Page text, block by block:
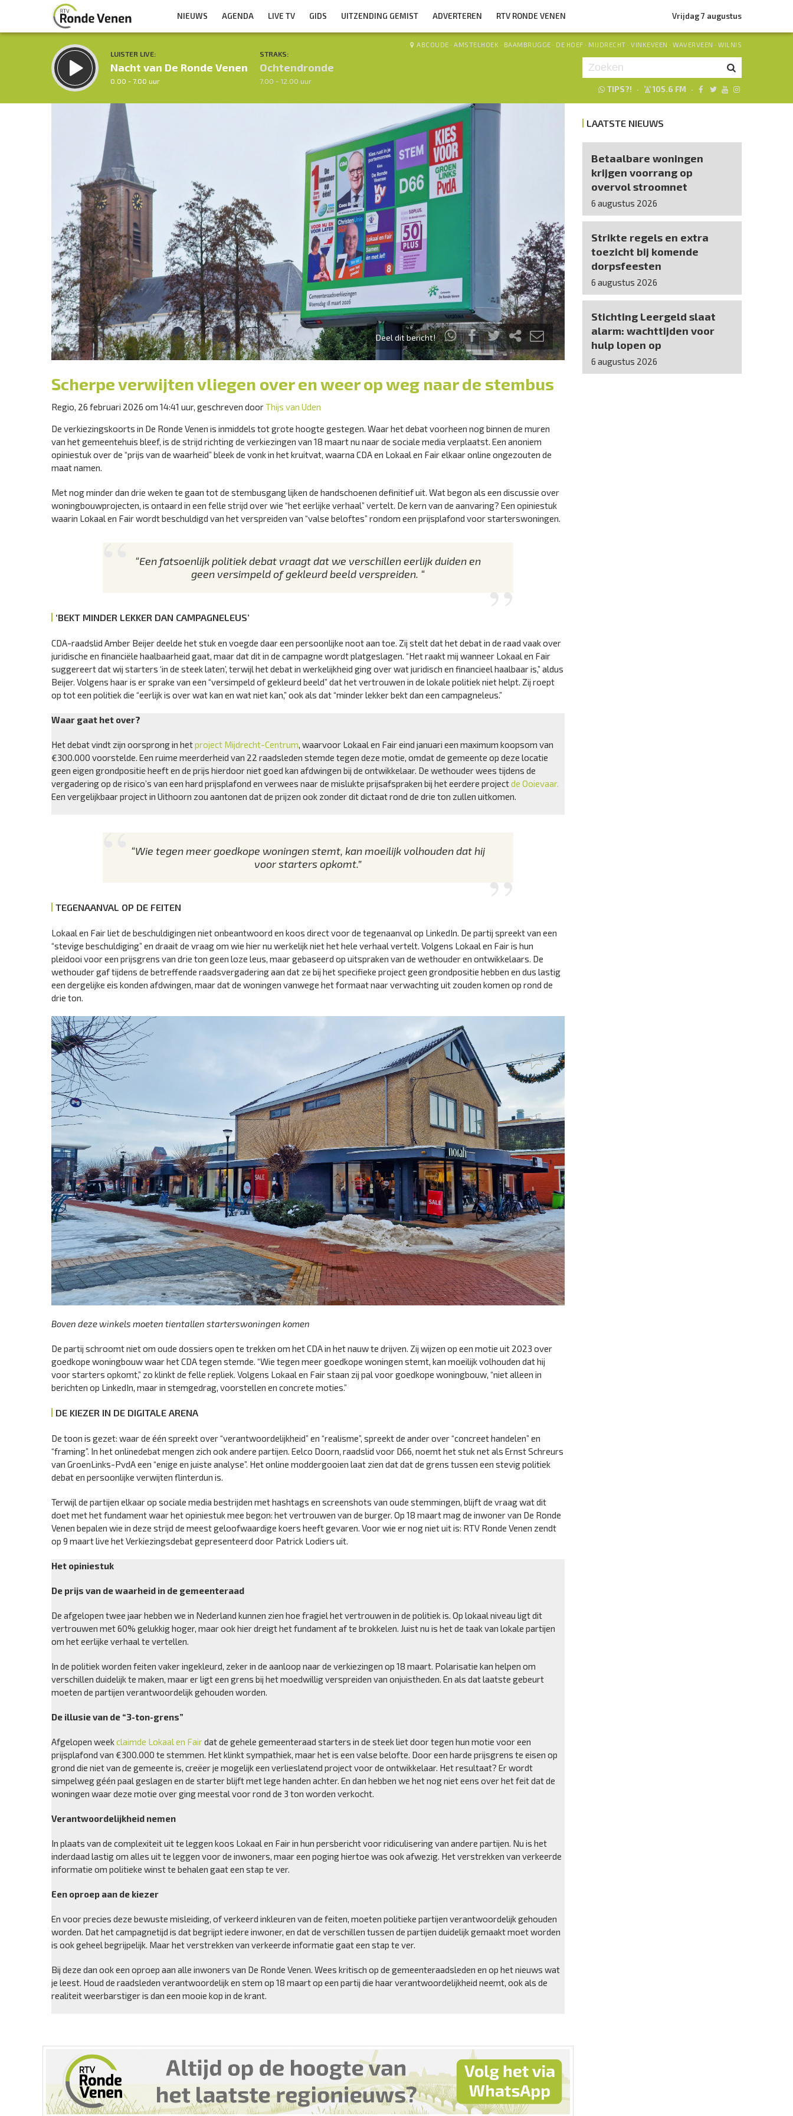
NIEUWS AGENDA LIVE TV GIDS UITZENDING GEMIST ADVERTEREN RTV RONDE VENEN Vrijdag 7 augustus
LUISTER LIVE:
Nacht van De Ronde Venen
0.00 - 7.00 uur
STRAKS:
Ochtendronde
7.00 - 12.00 uur
ABCOUDE · AMSTELHOEK · BAAMBRUGGE · DE HOEF · MIJDRECHT · VINKEVEEN · WAVERVEEN · WILNIS
TIPS?! · 105.6 FM ·
Deel dit bericht!
Scherpe verwijten vliegen over en weer op weg naar de stembus
Regio, 26 februari 2026 om 14:41 uur, geschreven doorThijs van Uden
De verkiezingskoorts in De Ronde Venen is inmiddels tot grote hoogte gestegen. Waar het debat voorheen nog binnen de muren
van het gemeentehuis bleef, is de strijd richting de verkiezingen van 18 maart nu naar de sociale media verplaatst. Een anoniem
opiniestuk over de “prijs van de waarheid” bleek de vonk in het kruitvat, waarna CDA en Lokaal en Fair elkaar online ongezouten de
maat namen.
Met nog minder dan drie weken te gaan tot de stembusgang lijken de handschoenen definitief uit. Wat begon als een discussie over
woningbouwprojecten, is ontaard in een felle strijd over wie “het eerlijke verhaal” vertelt. De kern van de aanvaring? Een opiniestuk
waarin Lokaal en Fair wordt beschuldigd van het verspreiden van “valse beloftes” rondom een prijsplafond voor starterswoningen.
“Een fatsoenlijk politiek debat vraagt dat we verschillen eerlijk duiden en
geen versimpeld of gekleurd beeld verspreiden. “
‘BEKT MINDER LEKKER DAN CAMPAGNELEUS’
CDA-raadslid Amber Beijer deelde het stuk en voegde daar een persoonlijke noot aan toe. Zij stelt dat het debat in de raad vaak over
juridische en financiële haalbaarheid gaat, maar dat dit in de campagne wordt platgeslagen. “Het raakt mij wanneer Lokaal en Fair
suggereert dat wij starters ‘in de steek laten’, terwijl het debat in werkelijkheid ging over wat juridisch en financieel haalbaar is,” aldus
Beijer. Volgens haar is er sprake van een “versimpeld of gekleurd beeld” dat het vertrouwen in de lokale politiek niet helpt. Zij roept
op tot een politiek die “eerlijk is over wat kan en wat niet kan,” ook als dat “minder lekker bekt dan een campagneleus.”
Waar gaat het over?
Het debat vindt zijn oorsprong in hetproject Mijdrecht-Centrum, waarvoor Lokaal en Fair eind januari een maximum koopsom van
€300.000 voorstelde. Een ruime meerderheid van 22 raadsleden stemde tegen deze motie, omdat de gemeente op deze locatie
geen eigen grondpositie heeft en de prijs hierdoor niet goed kan afdwingen bij de ontwikkelaar. De wethouder wees tijdens de
vergadering op de risico’s van een hard prijsplafond en verwees naar de mislukte prijsafspraken bij het eerdere projectde Ooievaar.
Een vergelijkbaar project in Uithoorn zou aantonen dat de prijzen ook zonder dit dictaat rond de drie ton zullen uitkomen.
“Wie tegen meer goedkope woningen stemt, kan moeilijk volhouden dat hij
voor starters opkomt.”
TEGENAANVAL OP DE FEITEN
Lokaal en Fair liet de beschuldigingen niet onbeantwoord en koos direct voor de tegenaanval op LinkedIn. De partij spreekt van een
“stevige beschuldiging” en draait de vraag om wie hier nu werkelijk niet het hele verhaal vertelt. Volgens Lokaal en Fair is hun
pleidooi voor een prijsgrens van drie ton geen loze leus, maar gebaseerd op uitspraken van de wethouder en ontwikkelaars. De
wethouder gaf tijdens de betreffende raadsvergadering aan dat ze bij het specifieke project geen grondpositie hebben en dus lastig
een dergelijke eis konden afdwingen, maar dat de woningen vanwege het formaat naar verwachting uit zouden komen op rond de
drie ton.
Boven deze winkels moeten tientallen starterswoningen komen
De partij schroomt niet om oude dossiers open te trekken om het CDA in het nauw te drijven. Zij wijzen op een motie uit 2023 over
goedkope woningbouw waar het CDA tegen stemde. “Wie tegen meer goedkope woningen stemt, kan moeilijk volhouden dat hij
voor starters opkomt,” zo klinkt de felle repliek. Volgens Lokaal en Fair staan zij pal voor goedkope woningbouw, “niet alleen in
berichten op LinkedIn, maar in stemgedrag, voorstellen en concrete moties.”
DE KIEZER IN DE DIGITALE ARENA
De toon is gezet: waar de één spreekt over “verantwoordelijkheid” en “realisme”, spreekt de ander over “concreet handelen” en
“framing”. In het onlinedebat mengen zich ook andere partijen. Eelco Doorn, raadslid voor D66, noemt het stuk net als Ernst Schreurs
van GroenLinks-PvdA een “enige en juiste analyse”. Het online moddergooien laat zien dat dat de grens tussen een stevig politiek
debat en persoonlijke verwijten flinterdun is.
Terwijl de partijen elkaar op sociale media bestrijden met hashtags en screenshots van oude stemmingen, blijft de vraag wat dit
doet met het fundament waar het opiniestuk mee begon: het vertrouwen van de burger. Op 18 maart mag de inwoner van De Ronde
Venen bepalen wie in deze strijd de meest geloofwaardige koers heeft gevaren. Voor wie er nog niet uit is: RTV Ronde Venen zendt
op 9 maart live het Verkiezingsdebat gepresenteerd door Patrick Lodiers uit.
Het opiniestuk
De prijs van de waarheid in de gemeenteraad
De afgelopen twee jaar hebben we in Nederland kunnen zien hoe fragiel het vertrouwen in de politiek is. Op lokaal niveau ligt dit
vertrouwen met 60% gelukkig hoger, maar ook hier dreigt het fundament af te brokkelen. Juist nu is het de taak van lokale partijen
om het eerlijke verhaal te vertellen.
In de politiek worden feiten vaker ingekleurd, zeker in de aanloop naar de verkiezingen op 18 maart. Polarisatie kan helpen om
verschillen duidelijk te maken, maar er ligt een grens bij het moedwillig verspreiden van onjuistheden. En als dat laatste gebeurt
moeten de partijen verantwoordelijk gehouden worden.
De illusie van de “3-ton-grens”
Afgelopen weekclaimde Lokaal en Fairdat de gehele gemeenteraad starters in de steek liet door tegen hun motie voor een
prijsplafond van €300.000 te stemmen. Het klinkt sympathiek, maar het is een valse belofte. Door een harde prijsgrens te eisen op
grond die niet van de gemeente is, creëer je mogelijk een verlieslatend project voor de ontwikkelaar. Het resultaat? Er wordt
simpelweg géén paal geslagen en de starter blijft met lege handen achter. En dan hebben we het nog niet eens over het feit dat de
woningen waar deze motie over ging meestal voor rond de 3 ton worden verkocht.
Verantwoordelijkheid nemen
In plaats van de complexiteit uit te leggen koos Lokaal en Fair in hun persbericht voor ridiculisering van andere partijen. Nu is het
inderdaad lastig om alles uit te leggen voor de inwoners, maar een poging hiertoe was ook afwezig. Het verstrekken van verkeerde
informatie om politieke winst te behalen gaat een stap te ver.
Een oproep aan de kiezer
En voor precies deze bewuste misleiding, of verkeerd inkleuren van de feiten, moeten politieke partijen verantwoordelijk gehouden
worden. Dat het campagnetijd is dat begrijpt iedere inwoner, en dat de verschillen tussen de partijen duidelijk gemaakt moet worden
is ook geheel begrijpelijk. Maar het verstrekken van verkeerde informatie gaat een stap te ver.
Bij deze dan ook een oproep aan alle inwoners van De Ronde Venen. Wees kritisch op de gemeenteraadsleden en op het nieuws wat
je leest. Houd de raadsleden verantwoordelijk en stem op 18 maart op een partij die haar verantwoordelijkheid neemt, ook als de
realiteit weerbarstiger is dan een mooie kop in de krant.
LAATSTE NIEUWS
Betaalbare woningen
krijgen voorrang op
overvol stroomnet
6 augustus 2026
Strikte regels en extra
toezicht bij komende
dorpsfeesten
6 augustus 2026
Stichting Leergeld slaat
alarm: wachttijden voor
hulp lopen op
6 augustus 2026